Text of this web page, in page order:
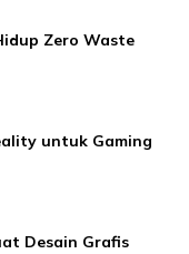
Zero Waste
untuk Gaming
Desain Grafis